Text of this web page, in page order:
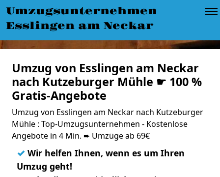
Umzugsunternehmen
Esslingen am Neckar
Umzug von Esslingen am Neckar
nach Kutzeburger Mühle ☛ 100 %
Gratis-Angebote
Umzug von Esslingen am Neckar nach Kutzeburger
Mühle : Top-Umzugsunternehmen - Kostenlose
Angebote in 4 Min. ➨ Umzüge ab 69€
✓ Wir helfen Ihnen, wenn es um Ihren
Umzug geht!